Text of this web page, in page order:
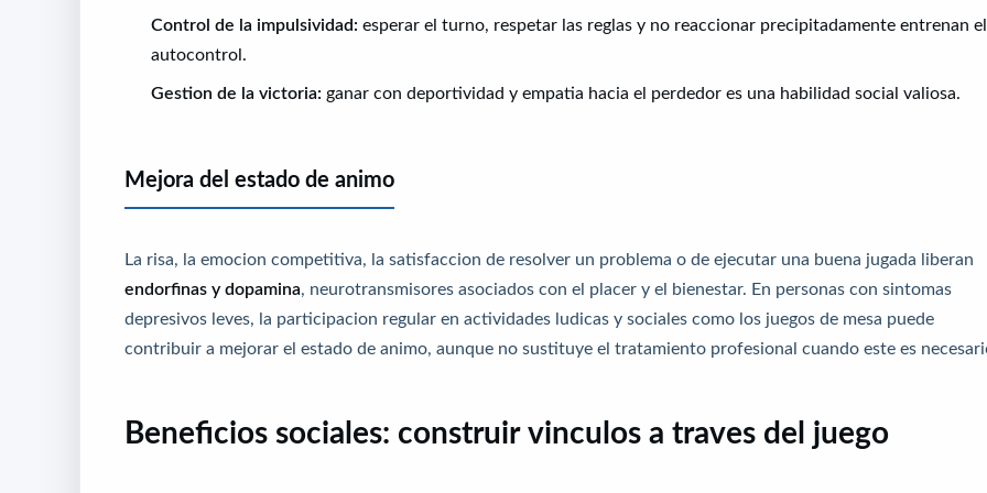
Control de la impulsividad: esperar el turno, respetar las reglas y no reaccionar precipitadamente entrenan el
autocontrol.
Gestion de la victoria: ganar con deportividad y empatia hacia el perdedor es una habilidad social valiosa.
Mejora del estado de animo
La risa, la emocion competitiva, la satisfaccion de resolver un problema o de ejecutar una buena jugada liberan
endorfinas y dopamina , neurotransmisores asociados con el placer y el bienestar. En personas con sintomas
depresivos leves, la participacion regular en actividades ludicas y sociales como los juegos de mesa puede
contribuir a mejorar el estado de animo, aunque no sustituye el tratamiento profesional cuando este es
Beneficios sociales: construir vinculos a traves del juego